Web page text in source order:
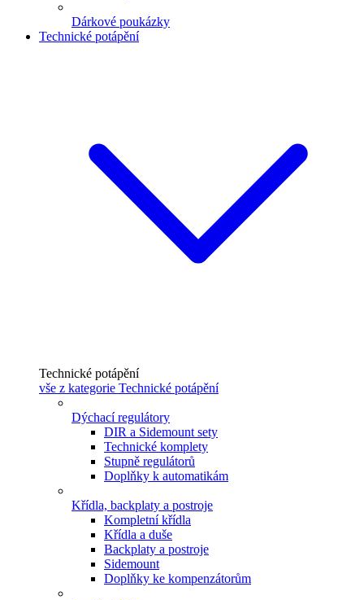
Dárkové poukázky
Technické potápění
Technické potápění
vše z kategorie Technické potápění
Dýchací regulátory
DIR a Sidemount sety
Technické komplety
Stupně regulátorů
Doplňky k automatikám
Křídla, backplaty a postroje
Kompletní křídla
Křídla a duše
Backplaty a postroje
Sidemount
Doplňky ke kompenzátorům